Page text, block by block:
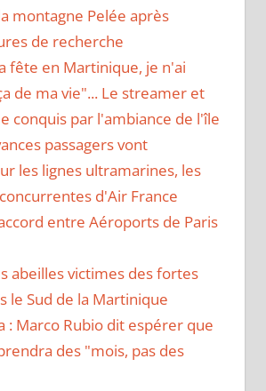
montagne Pelée après
de recherche
fête en Martinique, je n'ai
de ma vie"... Le streamer et
conquis par l'ambiance de l'île
passagers vont
les lignes ultramarines, les
d'Air France
entre Aéroports de Paris
abeilles victimes des fortes
le Sud de la Martinique
: Marco Rubio dit espérer que
des "mois, pas des